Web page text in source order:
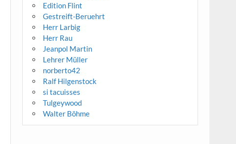
Edition Flint
Gestreift-Beruehrt
Herr Larbig
Herr Rau
Jeanpol Martin
Lehrer Müller
norberto42
Ralf Hilgenstock
si tacuisses
Tulgeywood
Walter Böhme